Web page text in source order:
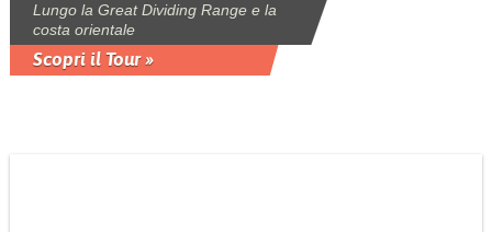
Lungo la Great Dividing Range e la
costa orientale
Scopri il Tour »